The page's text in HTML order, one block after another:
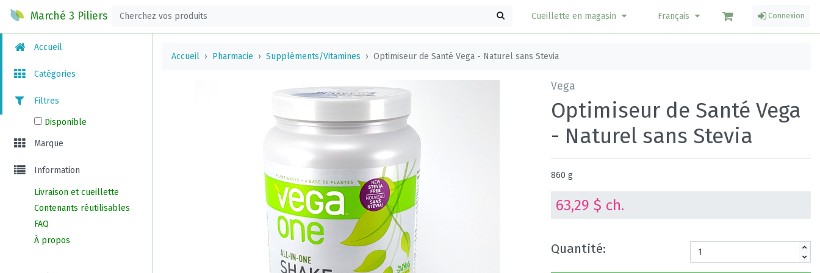
Marché 3 Piliers Cueillette en magasin Français Connexion
Accueil
Catégories
Filtres
Disponible
Marque
Information
Livraison et cueillette
Contenants réutilisables
FAQ
À propos
Accueil Pharmacie Suppléments/Vitamines Optimiseur de Santé Vega - Naturel sans Stevia
Vega
Optimiseur de Santé Vega
- Naturel sans Stevia
860 g
63,29 $ ch.
Quantité: